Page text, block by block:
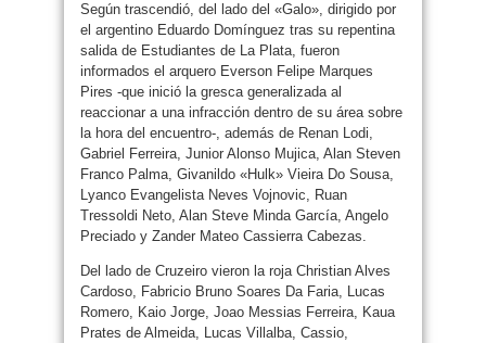
Según trascendió, del lado del «Galo», dirigido por
el argentino Eduardo Domínguez tras su repentina
salida de Estudiantes de La Plata, fueron
informados el arquero Everson Felipe Marques
Pires -que inició la gresca generalizada al
reaccionar a una infracción dentro de su área sobre
la hora del encuentro-, además de Renan Lodi,
Gabriel Ferreira, Junior Alonso Mujica, Alan Steven
Franco Palma, Givanildo «Hulk» Vieira Do Sousa,
Lyanco Evangelista Neves Vojnovic, Ruan
Tressoldi Neto, Alan Steve Minda García, Angelo
Preciado y Zander Mateo Cassierra Cabezas.
Del lado de Cruzeiro vieron la roja Christian Alves
Cardoso, Fabricio Bruno Soares Da Faria, Lucas
Romero, Kaio Jorge, Joao Messias Ferreira, Kaua
Prates de Almeida, Lucas Villalba, Cassio,